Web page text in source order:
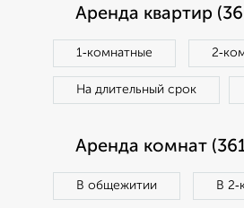
Аренда квартир
1‑комнатные
На длительный срок
Аренда комнат
В общежитии В